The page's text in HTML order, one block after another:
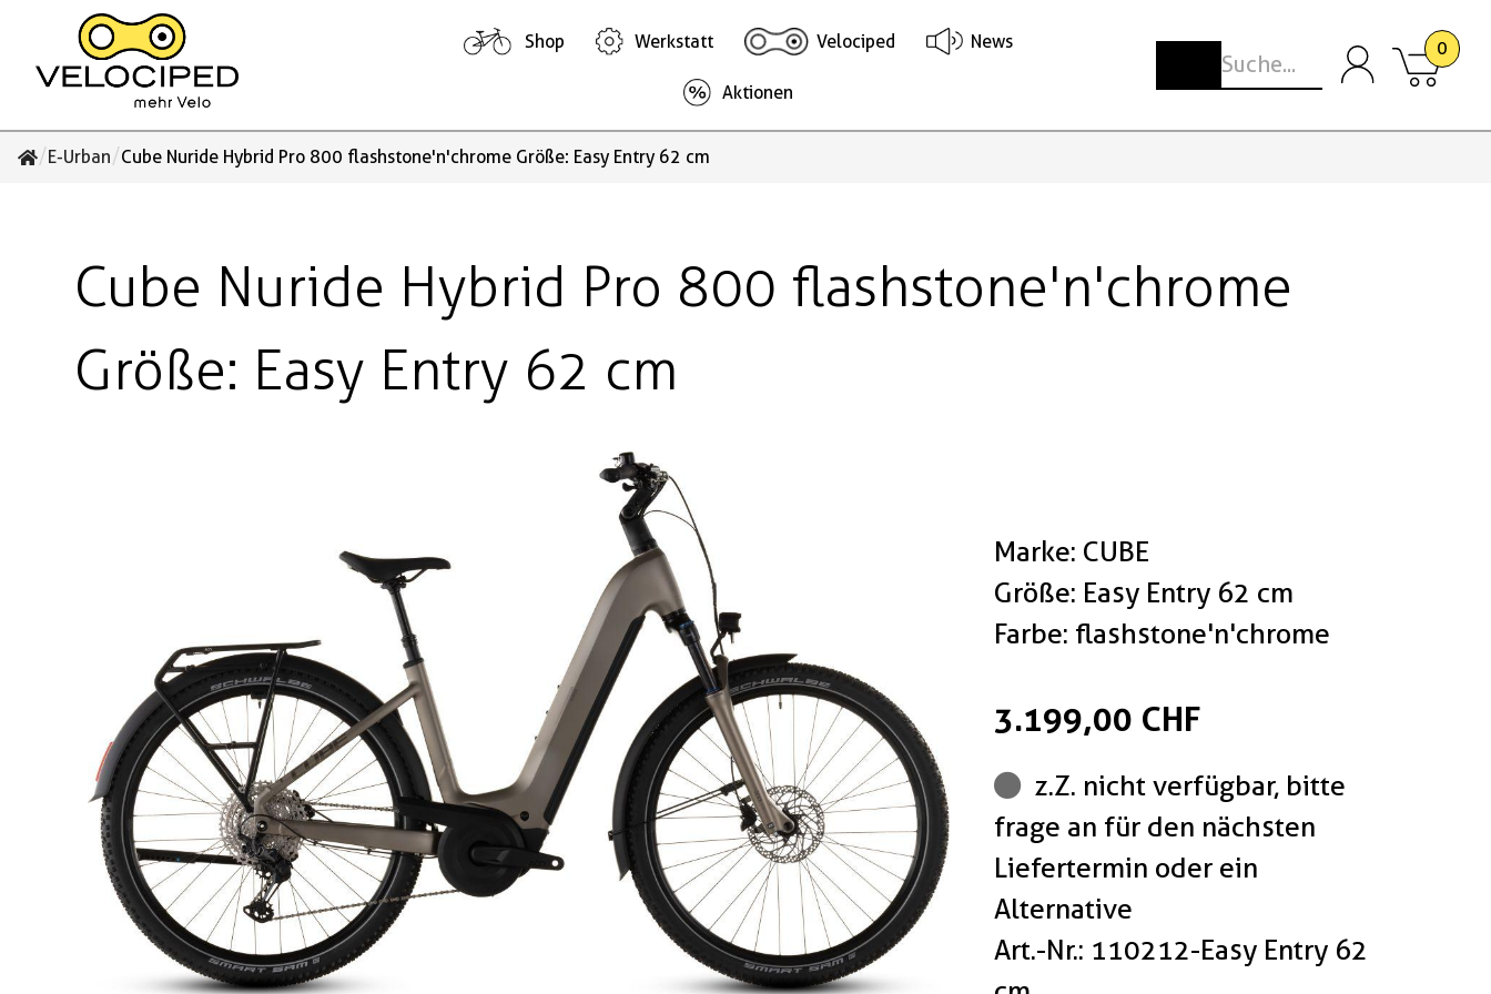
Shop Werkstatt Velociped News
Aktionen
0
/E-Urban/Cube Nuride Hybrid Pro 800 flashstone'n'chrome Größe: Easy Entry 62 cm
Cube Nuride Hybrid Pro 800 flashstone'n'chrome
Größe: Easy Entry 62 cm
Marke: CUBE
Größe: Easy Entry 62 cm
Farbe: flashstone'n'chrome
3.199,00 CHF
z.Z. nicht verfügbar, bitte
frage an für den nächsten
Liefertermin oder ein
Alternative
Art.-Nr.: 110212-Easy Entry 62